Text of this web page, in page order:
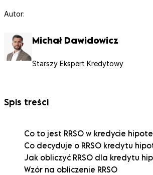
Autor:
Michał Dawidowicz
Starszy Ekspert Kredytowy
Spis treści
Co to jest RRSO w kredycie
Co decyduje o RRSO kredytu
Jak obliczyć RRSO dla kredytu
Wzór na obliczenie RRSO